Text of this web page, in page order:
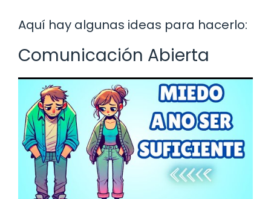
Aquí hay algunas ideas para hacerlo:
Comunicación Abierta